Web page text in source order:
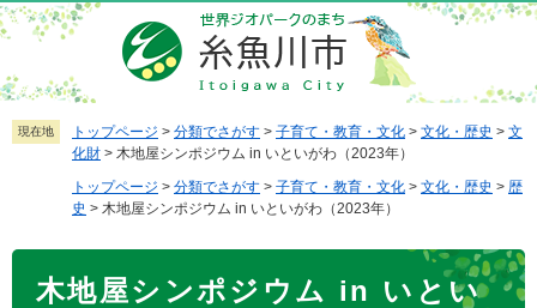
ペ
ー
ジ
の
先
メ
ニ
ュ
ー
を現在地 トップページ > 分類でさがす > 子育て・教育・文化 > 文化・歴史 > 文
化財 > 木地屋シンポジウム in いといがわ（2023年）
トップページ > 分類でさがす > 子育て・教育・文化 > 文化・歴史 > 歴
史 > 木地屋シンポジウム in いといがわ（2023年）
木地屋シンポジウム in いとい